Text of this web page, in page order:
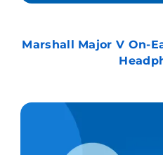
Marshall Major V On-